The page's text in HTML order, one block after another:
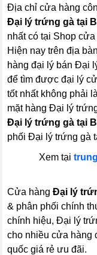
Địa chỉ cửa hàng
Đại lý trứng gà tại
nhất có tại Shop
Hiện nay trên địa
hàng đại lý bán Đại
để tìm được đại lý
tốt nhất không phải
mặt hàng Đại lý
Đại lý trứng gà tại
phối Đại lý trứng gà
Xem tại
Cửa hàngĐại lý
& phân phối chính
chính hiệu, Đại lý
cho nhiều cửa hàng
quốc giá rẻ ưu đãi.